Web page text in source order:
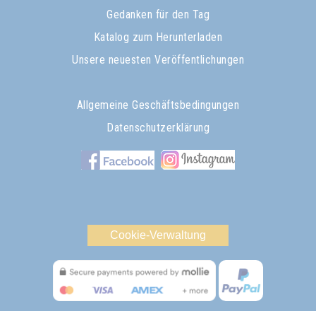
Gedanken für den Tag
Katalog zum Herunterladen
Unsere neuesten Veröffentlichungen
Allgemeine Geschäftsbedingungen
Datenschutzerklärung
Cookie-Verwaltung